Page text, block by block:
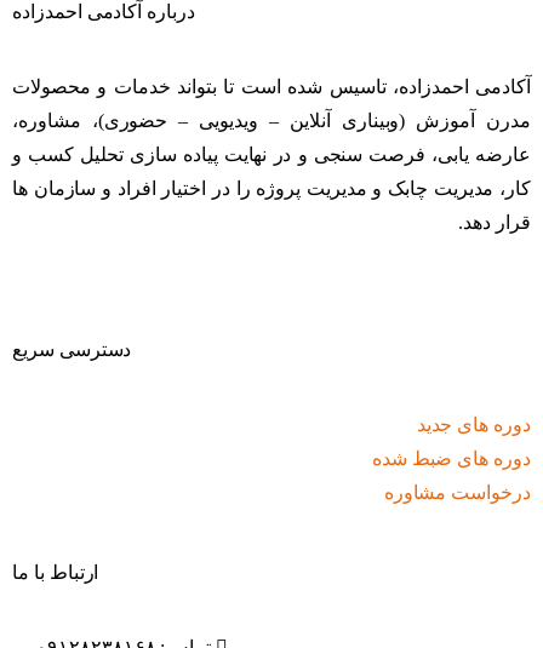
درباره آکادمی احمدزاده
آکادمی احمدزاده، تاسیس شده است تا بتواند خدمات و محصولات
مدرن آموزش (وبیناری آنلاین – ویدیویی – حضوری)، مشاوره،
عارضه یابی، فرصت سنجی و در نهایت پیاده سازی تحلیل کسب و
کار، مدیریت چابک و مدیریت پروژه را در اختیار افراد و سازمان ها
قرار دهد.
دسترسی سریع
دوره های جدید
دوره های ضبط شده
درخواست مشاوره
ارتباط با ما